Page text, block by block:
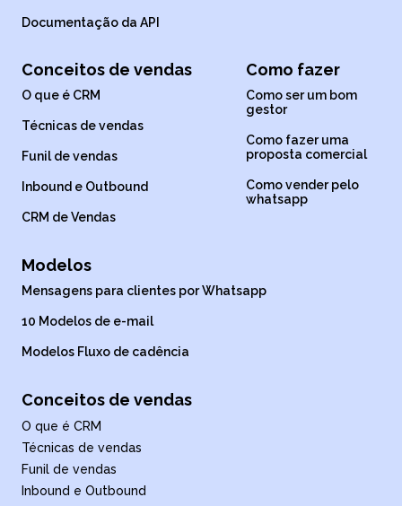
Documentação da API
Conceitos de vendas
O que é CRM
Técnicas de vendas
Funil de vendas
Inbound e Outbound
CRM de Vendas
Como fazer
Como ser um bom
gestor
Como fazer uma
proposta comercial
Como vender pelo
whatsapp
Modelos
Mensagens para clientes por Whatsapp
10 Modelos de e-mail
Modelos Fluxo de cadência
Conceitos de vendas
O que é CRM
Técnicas de vendas
Funil de vendas
Inbound e Outbound